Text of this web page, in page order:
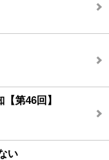
第46回】
い